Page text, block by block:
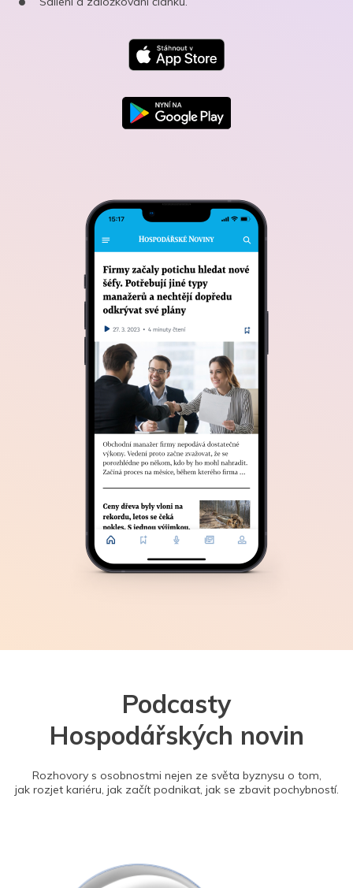
Podcasty
Hospodářských novin
Rozhovory s osobnostmi nejen ze světa byznysu o tom,
jak rozjet kariéru, jak začít podnikat, jak se zbavit pochybností.